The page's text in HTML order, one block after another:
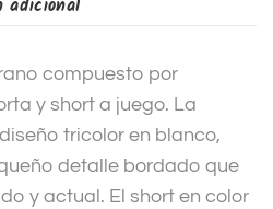
adicional
compuesto por
y short a juego. La
tricolor en blanco,
detalle bordado que
y actual. El short en color